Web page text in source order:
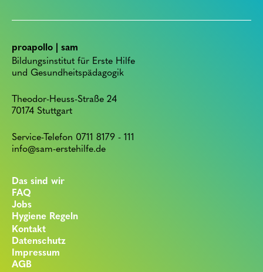
proapollo | sam
Bildungsinstitut für Erste Hilfe
und Gesundheitspädagogik
Theodor-Heuss-Straße 24
70174 Stuttgart
Service-Telefon 0711 8179 - 111
info@sam-erstehilfe.de
Das sind wir
FAQ
Jobs
Hygiene Regeln
Kontakt
Datenschutz
Impressum
AGB